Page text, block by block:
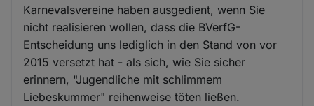
Karnevalsvereine haben ausgedient, wenn Sie
nicht realisieren wollen, dass die BVerfG-
Entscheidung uns lediglich in den Stand von vor
2015 versetzt hat - als sich, wie Sie sicher
erinnern, "Jugendliche mit schlimmem
Liebeskummer" reihenweise töten ließen.